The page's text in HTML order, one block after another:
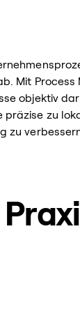
Mit
objektiv
präzise zu
zu